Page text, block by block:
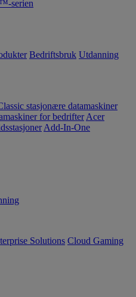
serien
Bedriftsbruk Utdanning
stasjonære datamaskiner
for bedrifter Acer
Add-In-One
Solutions Cloud Gaming